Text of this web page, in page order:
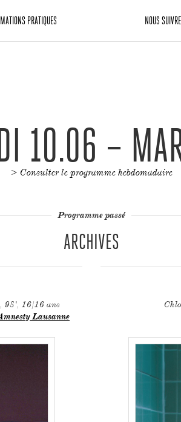
PRATIQUES NOUS SUIVRE
10.06 –
> Consulter le programme hebdomadaire
Programme passé
ARCHIVES
16/16 ans
Lausanne